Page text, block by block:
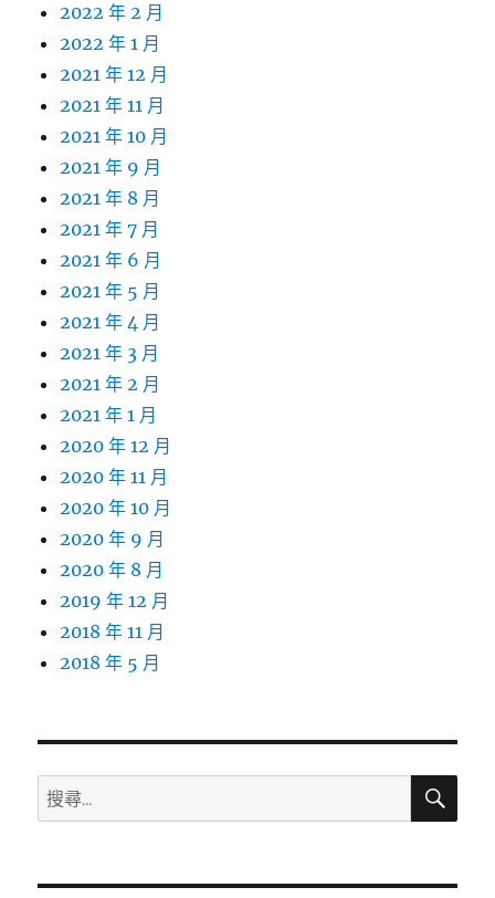
2022 年 2 月
2022 年 1 月
2021 年 12 月
2021 年 11 月
2021 年 10 月
2021 年 9 月
2021 年 8 月
2021 年 7 月
2021 年 6 月
2021 年 5 月
2021 年 4 月
2021 年 3 月
2021 年 2 月
2021 年 1 月
2020 年 12 月
2020 年 11 月
2020 年 10 月
2020 年 9 月
2020 年 8 月
2019 年 12 月
2018 年 11 月
2018 年 5 月
搜
尋
鍵
搜